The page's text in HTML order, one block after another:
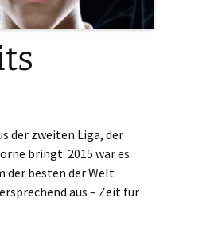
der zweiten Liga, der
bringt. 2015 war es
der besten der Welt
aus – Zeit für